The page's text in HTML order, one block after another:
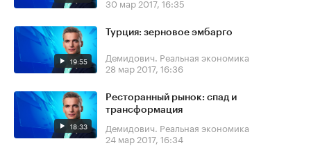
30 мар 2017, 16:35
19:55
Турция: зерновое эмбарго
Демидович. Реальная экономика
28 мар 2017, 16:36
18:33
Ресторанный рынок: спад и
трансформация
Демидович. Реальная экономика
24 мар 2017, 16:34